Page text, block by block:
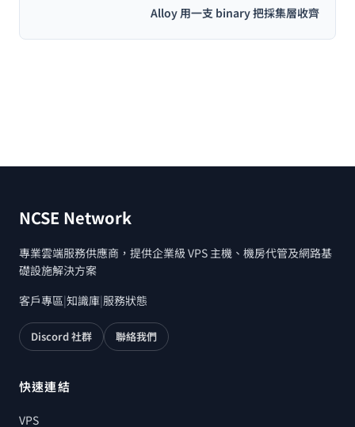
Alloy 用一支 binary 把採集層收齊
NCSE Network
專業雲端服務供應商，提供企業級 VPS 主機、機房代管及網路基
礎設施解決方案
客戶專區|知識庫|服務狀態
Discord 社群 聯絡我們
快速連結
VPS